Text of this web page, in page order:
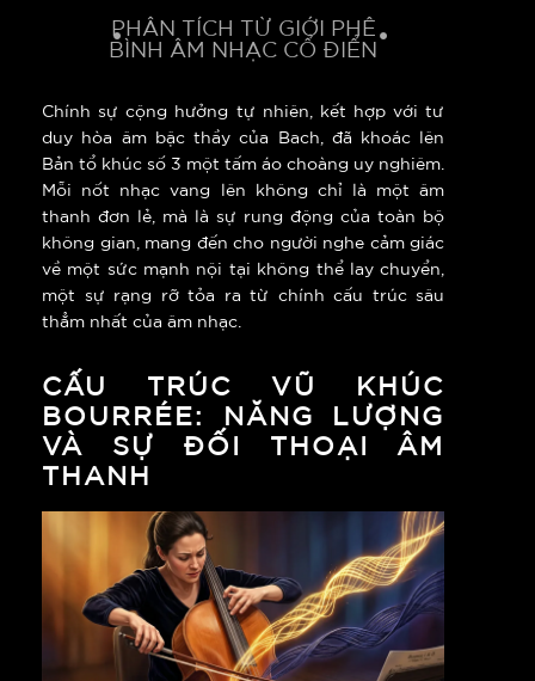
PHÂN TÍCH TỪ GIỚI PHÊ
BÌNH ÂM NHẠC CỔ ĐIỂN
Chính sự cộng hưởng tự nhiên, kết hợp với tư
duy hòa âm bậc thầy của Bach, đã khoác lên
Bản tổ khúc số 3 một tấm áo choàng uy nghiêm.
Mỗi nốt nhạc vang lên không chỉ là một âm
thanh đơn lẻ, mà là sự rung động của toàn bộ
không gian, mang đến cho người nghe cảm giác
về một sức mạnh nội tại không thể lay chuyển,
một sự rạng rỡ tỏa ra từ chính cấu trúc sâu
thẳm nhất của âm nhạc.
CẤU TRÚC VŨ KHÚC
BOURRÉE: NĂNG LƯỢNG
VÀ SỰ ĐỐI THOẠI ÂM
THANH